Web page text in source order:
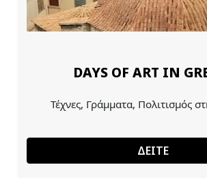
DAYS OF ART IN
Τέχνες, Γράμματα, Πολιτισμός
ΔΕΙΤΕ